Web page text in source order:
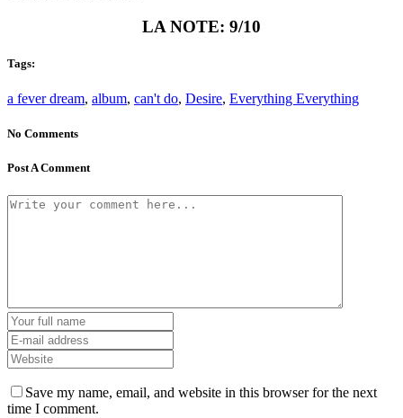
LA NOTE: 9/10
Tags:
a fever dream, album, can't do, Desire, Everything Everything
No Comments
Post A Comment
Save my name, email, and website in this browser for the next
time I comment.